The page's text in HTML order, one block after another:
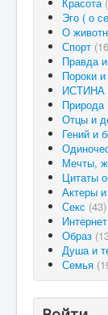
Красота
Эго ( о
О
Спорт
Правда
Пороки
ИСТИНА
Природа
Отцы и
Гений и
Мечты,
Цитаты
Актеры
Секс (43)
Интернет
Образ
Душа и
Семья